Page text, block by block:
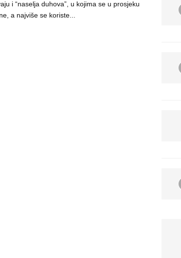
i “naselja duhova”, u kojima se u prosjeku
a najviše se koriste...